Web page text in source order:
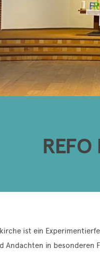
ist ein
Andachten in besonderen